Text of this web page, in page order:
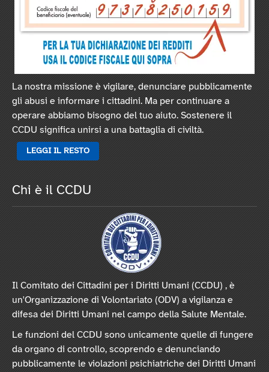
La nostra missione è vigilare, denunciare pubblicamente
gli abusi e informare i cittadini. Ma per continuare a
operare abbiamo bisogno del tuo aiuto. Sostenere il
CCDU significa unirsi a una battaglia di civiltà.
LEGGI IL RESTO
Chi è il CCDU
Il Comitato dei Cittadini per i Diritti Umani (CCDU) , è
un'Organizzazione di Volontariato (ODV) a vigilanza e
difesa dei Diritti Umani nel campo della Salute Mentale.
Le funzioni del CCDU sono unicamente quelle di fungere
da organo di controllo, scoprendo e denunciando
pubblicamente le violazioni psichiatriche dei Diritti Umani